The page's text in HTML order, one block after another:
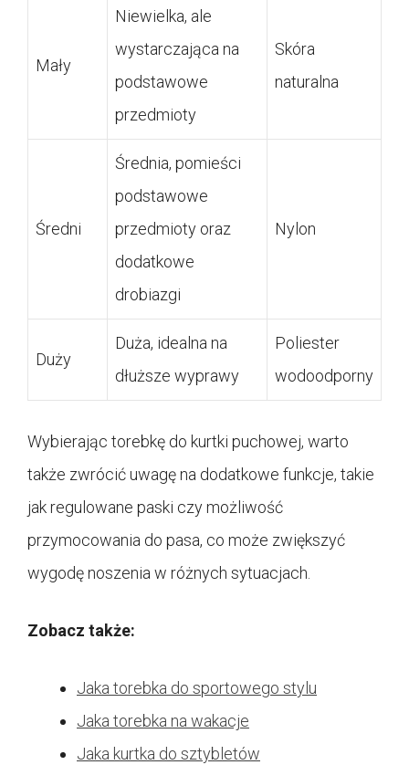
Mały
Niewielka, ale
wystarczająca na
podstawowe
przedmioty
Skóra
naturalna
Średni
Średnia, pomieści
podstawowe
przedmioty oraz
dodatkowe
drobiazgi
Nylon
Duży
Duża, idealna na
dłuższe wyprawy
Poliester
wodoodporny
Wybierając torebkę do kurtki puchowej, warto
także zwrócić uwagę na dodatkowe funkcje, takie
jak regulowane paski czy możliwość
przymocowania do pasa, co może zwiększyć
wygodę noszenia w różnych sytuacjach.
Zobacz także:
Jaka torebka do sportowego stylu
Jaka torebka na wakacje
Jaka kurtka do sztybletów